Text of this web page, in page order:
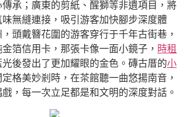
承；廣東的剪紙、醒獅等非遺項目，將
無縫連接，吸引游客加快腳步深度體
頭戴簪花圍的游客穿行于千年古街巷，
箔信用卡，那張卡像一面小鏡子， 時租
光後發出了更加耀眼的金色。磚古厝的小
格美妙剎時，在茶館聽一曲悠揚南音，
，每一次立足都是和文明的深度對話。